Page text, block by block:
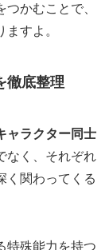
かむことで、
すよ。
徹底整理
ャラクター同士
なく、それぞれ
く関わってくる
特殊能力を持つ